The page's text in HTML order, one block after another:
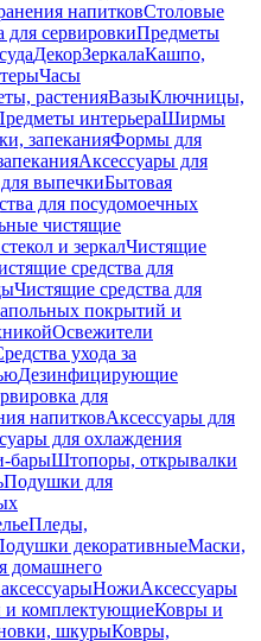
напитковСтоловые
для сервировкиПредметы
ДекорЗеркалаКашпо,
Часы
растенияВазыКлючницы,
интерьераШирмы
запеканияФормы для
Аксессуары для
выпечкиБытовая
для посудомоечных
чистящие
и зеркалЧистящие
средства для
Чистящие средства для
покрытий и
Освежители
ухода за
Дезинфицирующие
для
напитковАксессуары для
для охлаждения
барыШтопоры, открывалки
Подушки для
Пледы,
декоративныеМаски,
домашнего
НожиАксессуары
и комплектующиеКовры и
шкурыКовры,